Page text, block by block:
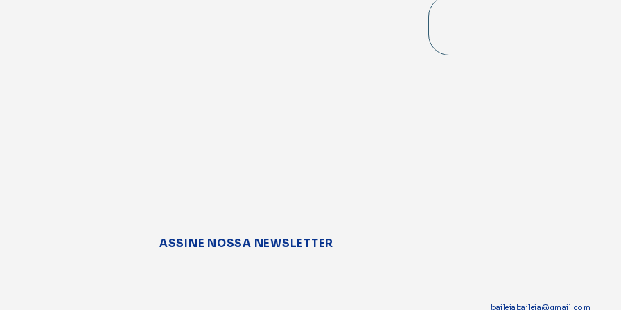
ASSINE NOSSA NEWSLETTER
baileiabaileia@gmail.com